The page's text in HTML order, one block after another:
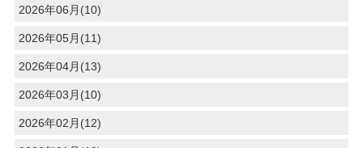
2026年06月(10)
2026年05月(11)
2026年04月(13)
2026年03月(10)
2026年02月(12)